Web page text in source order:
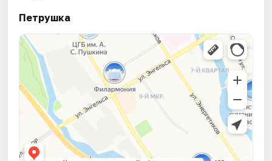
Петрушка